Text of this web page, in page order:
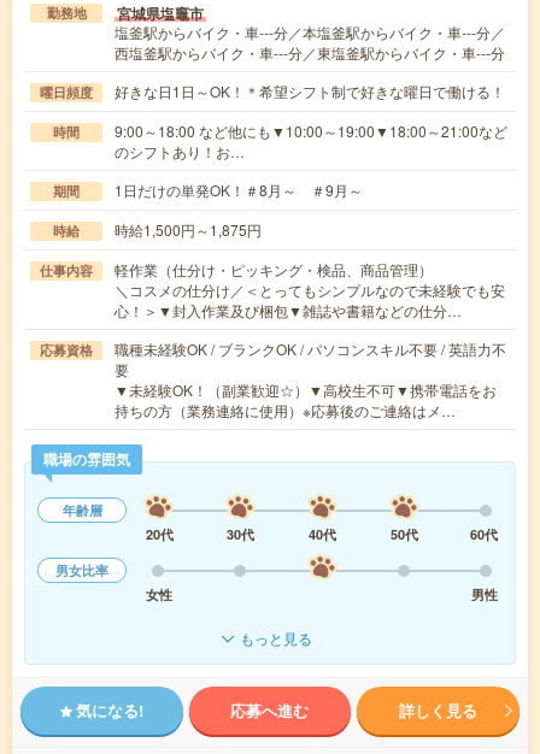
勤務地 宮城県塩竈市
塩釜駅からバイク・車---分／本塩釜駅からバイク・車---分／
西塩釜駅からバイク・車---分／東塩釜駅からバイク・車---分
曜日頻度 好きな日1日～OK！＊希望シフト制で好きな曜日で働ける！
時間
9:00～18:00 など他にも▼10:00～19:00▼18:00～21:00など
のシフトあり！お…
期間 1日だけの単発OK！＃8月～ ＃9月～
時給 時給1,500円～1,875円
仕事内容
軽作業（仕分け・ピッキング・検品、商品管理）
＼コスメの仕分け／＜とってもシンプルなので未経験でも安
心！＞▼封入作業及び梱包▼雑誌や書籍などの仕分…
応募資格
職種未経験OK / ブランクOK / パソコンスキル不要 / 英語力不
要
▼未経験OK！（副業歓迎☆）▼高校生不可▼携帯電話をお
持ちの方（業務連絡に使用）※応募後のご連絡はメ…
職場の雰囲気
年齢層
20代
30代 40代 50代
60代
男女比率
女性
男性
もっと見る
気になる! 応募へ進む 詳しく見る